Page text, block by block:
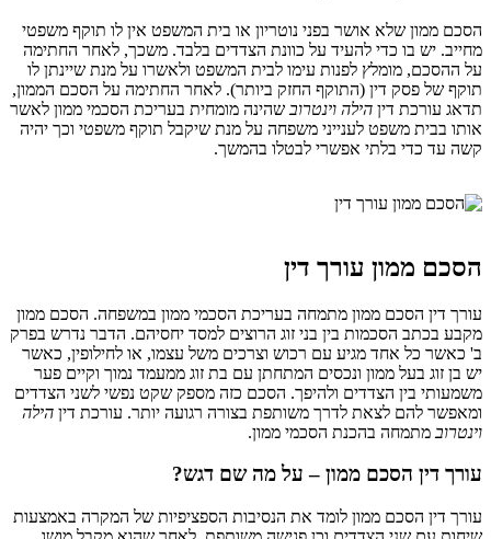
הסכם ממון שלא אושר בפני נוטריון או בית המשפט אין לו תוקף משפטי
מחייב. יש בו כדי להעיד על כוונת הצדדים בלבד. משכך, לאחר החתימה
על ההסכם, מומלץ לפנות עימו לבית המשפט ולאשרו על מנת שיינתן לו
תוקף של פסק דין (התוקף החזק ביותר). לאחר החתימה על הסכם הממון,
תדאג עורכת דין הילה וינטרוב שהינה מומחית בעריכת הסכמי ממון לאשר
אותו בבית משפט לענייני משפחה על מנת שיקבל תוקף משפטי וכך יהיה
קשה עד כדי בלתי אפשרי לבטלו בהמשך.
הסכם ממון עורך דין
עורך דין הסכם ממון מתמחה בעריכת הסכמי ממון במשפחה. הסכם ממון
מקבע בכתב הסכמות בין בני זוג הרוצים למסד יחסיהם. הדבר נדרש בפרק
ב' כאשר כל אחד מגיע עם רכוש וצרכים משל עצמו, או לחילופין, כאשר
יש בן זוג בעל ממון ונכסים המתחתן עם בת זוג ממעמד נמוך וקיים פער
משמעותי בין הצדדים ולהיפך. הסכם כזה מספק שקט נפשי לשני הצדדים
ומאפשר להם לצאת לדרך משותפת בצורה רגועה יותר. עורכת דין הילה
וינטרוב מתמחה בהכנת הסכמי ממון.
עורך דין הסכם ממון – על מה שם דגש?
עורך דין הסכם ממון לומד את הנסיבות הספציפיות של המקרה באמצעות